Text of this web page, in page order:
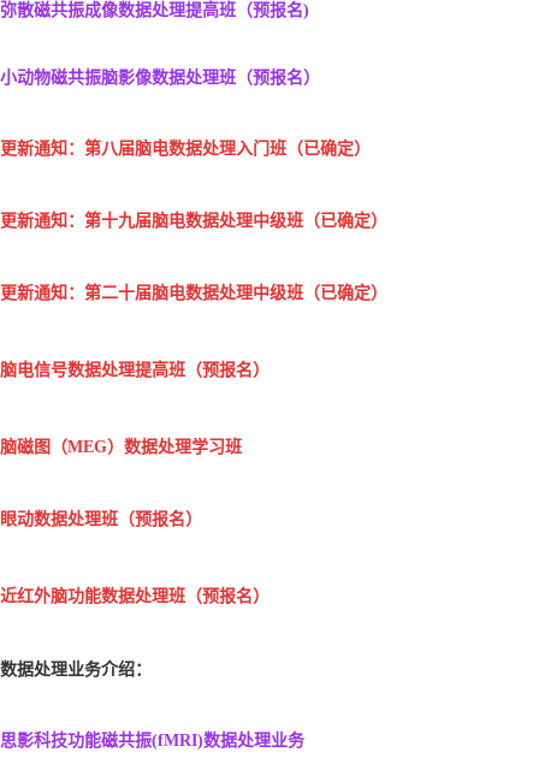
弥散磁共振成像数据处理提高班 （预报名)
小动物磁共振脑影像数据处理班 （预报名）
更新通知：第八届脑电数据处理入门班（已确定）
更新通知：第十九届脑电数据处理中级班（已确定）
更新通知：第二十届脑电数据处理中级班 （已确定）
脑电信号数据处理提高班 （预报名）
脑磁图（MEG）数据处理学习班
眼动数据处理班 （预报名）
近红外脑功能数据处理班 （预报名）
数据处理业务介绍：
思影科技功能磁共振(fMRI)数据处理业务